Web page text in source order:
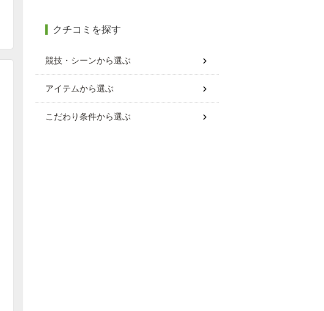
クチコミを探す
競技・シーンから選ぶ
アイテムから選ぶ
こだわり条件から選ぶ